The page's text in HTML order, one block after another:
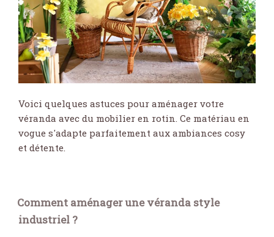
Voici quelques astuces pour aménager votre
véranda avec du mobilier en rotin. Ce matériau en
vogue s'adapte parfaitement aux ambiances cosy
et détente.
Comment aménager une véranda style
industriel ?